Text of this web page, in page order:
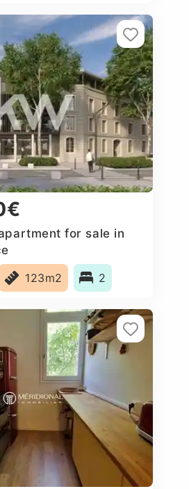
for sale in
123m2 2